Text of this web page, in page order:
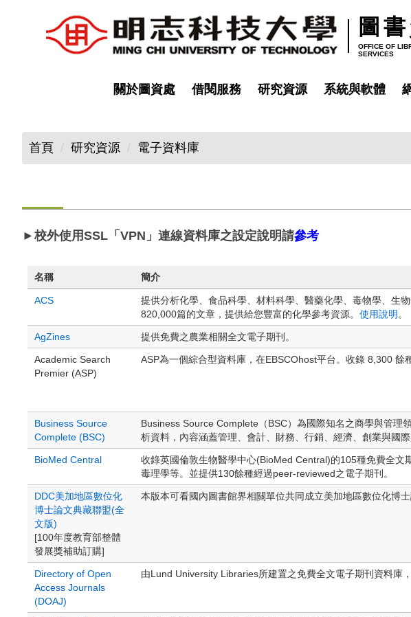
圖
OFFICE OF
SERVICES
關於圖資處 借閱服務 研究資源 系統與軟體
首頁 研究資源 電子資料庫
►校外使用SSL「VPN」連線資料庫之設定說明請參考
名稱 簡介
ACS
提供分析化學、食品科學、材料科學、醫藥化學、毒物學、生
820,000篇的文章，提供給您豐富的化學參考資源。 使用說明 。
AgZines 提供免費之農業相關全文電子期刊。
Academic Search
Premier (ASP)
ASP為一個綜合型資料庫，在EBSCOhost平台。收錄 8,300
Business Source
Complete (BSC)
Business Source Complete（BSC）為國際知名之商學與管理
析資料，內容涵蓋管理、會計、財務、行銷、經濟、創業與國
BioMed Central
收錄英國倫敦生物醫學中心(BioMed Central)的105種免費全
毒理學等。並提供130餘種經過peer-reviewed之電子期刊。
DDC美加地區數位化
博士論文典藏聯盟(全
文版)
[100年度教育部整體
發展獎補助訂購]
本版本可看國內圖書館界相關單位共同成立美加地區數位化博
Directory of Open
Access Journals
(DOAJ)
由Lund University Libraries所建置之免費全文電子期刊資料庫